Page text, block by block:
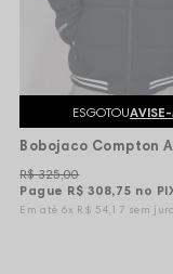
ESGOTOU
Pague R$ 308,75 no
R$ 325,00
6x R$ 54,17 sem